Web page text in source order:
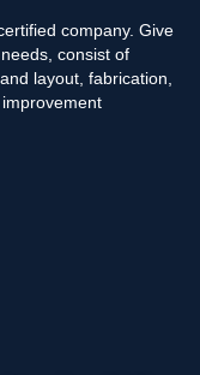
company. Give
consist of
layout, fabrication,